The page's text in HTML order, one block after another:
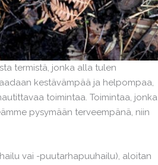
termistä, jonka alla tulen
kestävämpää ja helpompaa,
toimintaa. Toimintaa, jonka
pysymään terveempänä, niin
vai -puutarhapuuhailu), aloitan